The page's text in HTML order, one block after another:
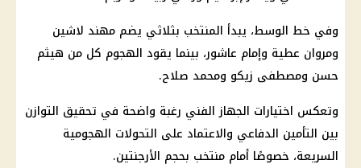
وفي خط الوسط، يبدأ المنتخب بثلاثي يضم مهند لاشين
ومروان عطية وإمام عاشور، بينما يقود الهجوم كل من هيثم
حسن ومصطفى زيكو ومحمد صلاح.
وتعكس اختيارات الجهاز الفني رغبة واضحة في تحقيق التوازن
بين التأمين الدفاعي والاعتماد على التحولات الهجومية
السريعة، خصوصًا أمام منتخب بحجم الأرجنتين.